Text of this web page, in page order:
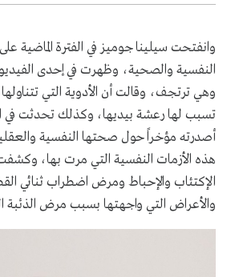
وانفتحت سيلينا جوميز في الفترة الماضية
النفسية والصحية، وظهرت في إحدى
وهي ترتجف، وقالت أن الأدوية التي
تسبب لها رعشة بيديها، وكذلك تحدثت في
أصدرته مؤخراً حول صحتها النفسية
هذه الأزمات النفسية التي مرت بها،
الإكتئاب والإحباط ومرض اضطراب ثنائي
والأعراض التي واجهتها بسبب مرض الذئبة